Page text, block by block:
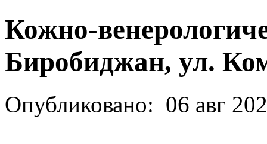
Кожно-
Биробиджан, ул.
Опубликовано: 06 авг